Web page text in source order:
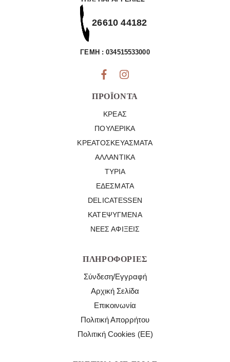
26610 44182
ΓΕΜΗ : 034515533000
ΠΡΟΪΌΝΤΑ
ΚΡΈΑΣ
ΠΟΥΛΕΡΙΚΆ
ΚΡΕΑΤΟΣΚΕΥΆΣΜΑΤΑ
ΑΛΛΑΝΤΙΚΆ
ΤΥΡΙΆ
ΕΔΈΣΜΑΤΑ
DELICATESSEN
ΚΑΤΕΨΥΓΜΈΝΑ
ΝΈΕΣ ΑΦΊΞΕΙΣ
ΠΛΗΡΟΦΟΡΊΕΣ
Σύνδεση/Εγγραφή
Αρχική Σελίδα
Επικοινωνία
Πολιτική Απορρήτου
Πολιτική Cookies (ΕΕ)